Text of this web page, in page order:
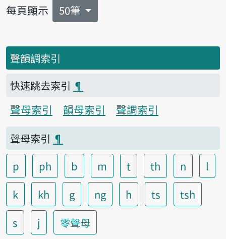
每頁顯示 50筆
聲韻調索引
快速跳去索引 ¶
聲母索引
韻母索引
聲調索引
聲母索引 ¶
p
ph b m t th n
l
k
kh g ng h ts
tsh
s
j
零聲母